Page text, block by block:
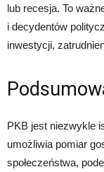
lub recesja. To
i decydentów
inwestycji,
PKB jest niezwykle
umożliwia pomiar
społeczeństwa,